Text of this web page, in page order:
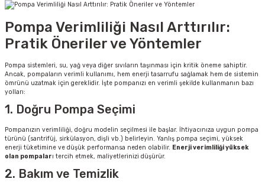
Pompa Verimliliği Nasıl Arttırılır:
Pratik Öneriler ve Yöntemler
Pompa sistemleri, su, yağ veya diğer sıvıların taşınması için kritik öneme sahiptir.
Ancak, pompaların verimli kullanımı, hem enerji tasarrufu sağlamak hem de sistemin
ömrünü uzatmak için gereklidir. İşte pompanızı en verimli şekilde kullanmanın bazı
yolları:
1. Doğru Pompa Seçimi
Pompanızın verimliliği, doğru modelin seçilmesi ile başlar. İhtiyacınıza uygun pompa
türünü (santrifüj, sirkülasyon, dişli vb.) belirleyin. Yanlış pompa seçimi, yüksek
enerji tüketimine ve düşük performansa neden olabilir. Enerji verimliliği yüksek
olan pompaları tercih etmek, maliyetlerinizi düşürür.
2. Bakım ve Temizlik